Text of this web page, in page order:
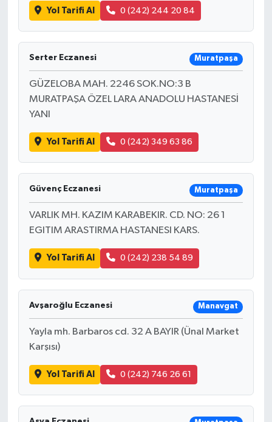
Yol Tarifi Al 0 (242) 244 20 84
Serter Eczanesi Muratpaşa
GÜZELOBA MAH. 2246 SOK.NO:3 B
MURATPAŞA ÖZEL LARA ANADOLU HASTANESİ
YANI
Yol Tarifi Al 0 (242) 349 63 86
Güvenç Eczanesi Muratpaşa
VARLIK MH. KAZIM KARABEKIR. CD. NO: 26 1
EGITIM ARASTIRMA HASTANESI KARS.
Yol Tarifi Al 0 (242) 238 54 89
Avşaroğlu Eczanesi Manavgat
Yayla mh. Barbaros cd. 32 A BAYIR (Ünal Market
Karşısı)
Yol Tarifi Al 0 (242) 746 26 61